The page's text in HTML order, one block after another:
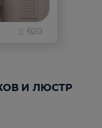
620
И ЛЮСТР